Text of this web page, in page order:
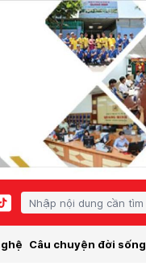
Câu chuyện đời sống